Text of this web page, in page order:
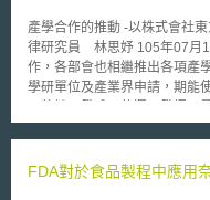
產學合作的推動 -以株式會社東京大學TLO為例
律研究員 林思妤 105年07月12日 壹、前言 我國政府日漸重
作，各部會也相繼推出各項產
學研單位及產業界申請，期能
中，大學的育成、技轉中心扮
例，其不僅有校內的產學協創
FDA對於食品製程中應用